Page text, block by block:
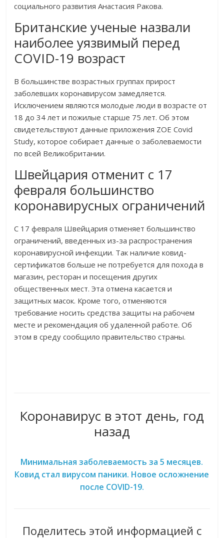
социального развития Анастасия Ракова.
Британские ученые назвали
наиболее уязвимый перед
COVID-19 возраст
В большинстве возрастных группах прирост
заболевших коронавирусом замедляется.
Исключением являются молодые люди в возрасте от
18 до 34 лет и пожилые старше 75 лет. Об этом
свидетельствуют данные приложения ZOE Covid
Study, которое собирает данные о заболеваемости
по всей Великобритании.
Швейцария отменит с 17
февраля большинство
коронавирусных ограничений
С 17 февраля Швейцария отменяет большинство
ограничений, введенных из-за распространения
коронавирусной инфекции. Так наличие ковид-
сертификатов больше не потребуется для похода в
магазин, ресторан и посещения других
общественных мест. Эта отмена касается и
защитных масок. Кроме того, отменяются
требование носить средства защиты на рабочем
месте и рекомендация об удаленной работе. Об
этом в среду сообщило правительство страны.
Коронавирус в этот день, год
назад
Минимальная заболеваемость за 5 месяцев.
Ковид стал вирусом паники. Новое осложнение
после COVID-19.
Поделитесь этой информацией с